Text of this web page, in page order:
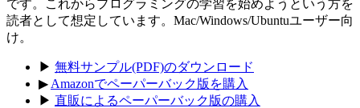
です。これからプログラミングの学習を始めようという方を
読者として想定しています。Mac/Windows/Ubuntuユーザー向
け。
▶ 無料サンプル(PDF)のダウンロード
▶ Amazonでペーパーバック版を購入
▶ 直販によるペーパーバック版の購入